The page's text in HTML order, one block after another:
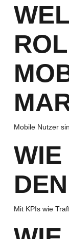
Mobile Nutzer
WIE
Mit KPIs wie